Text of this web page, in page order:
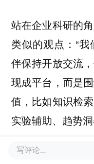
站在企业科研的
类似的观点：“
伴保持开放交流
现成平台，而是
值，比如知识检
实验辅助、趋势
珀莱雅在与外部
写评论...